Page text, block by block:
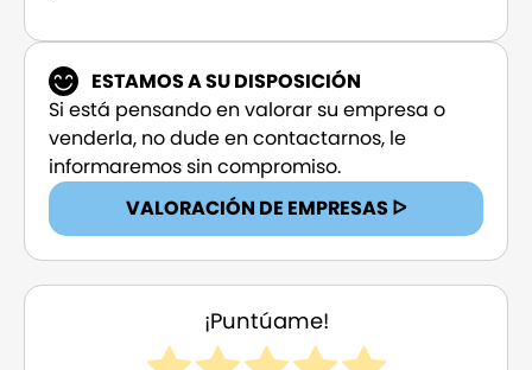
ESTAMOS A SU DISPOSICIÓN
Si está pensando en valorar su empresa o
venderla, no dude en contactarnos, le
informaremos sin compromiso.
VALORACIÓN DE EMPRESAS ᐅ
¡Puntúame!